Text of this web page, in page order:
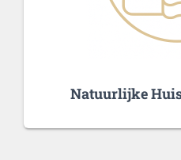
Natuurlijke